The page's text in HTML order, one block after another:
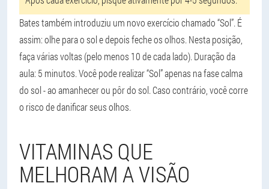
Bates também introduziu um novo exercício chamado “Sol”. É
assim: olhe para o sol e depois feche os olhos. Nesta posição,
faça várias voltas (pelo menos 10 de cada lado). Duração da
aula: 5 minutos. Você pode realizar “Sol” apenas na fase calma
do sol - ao amanhecer ou pôr do sol. Caso contrário, você corre
o risco de danificar seus olhos.
VITAMINAS QUE
MELHORAM A VISÃO